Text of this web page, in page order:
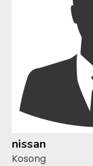
nissan
Kosong